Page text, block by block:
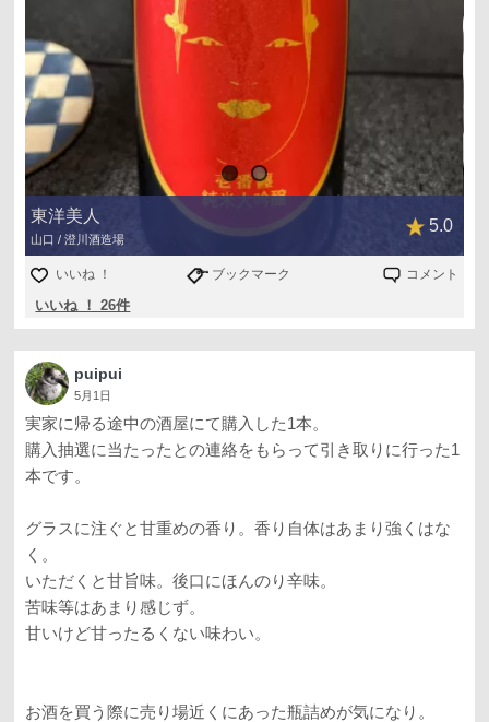
東洋美人
山口 / 澄川酒造場
5.0
いいね ！ ブックマーク コメント
いいね ！ 26件
puipui
5月1日
実家に帰る途中の酒屋にて購入した1本。
購入抽選に当たったとの連絡をもらって引き取りに行った1
本です。
グラスに注ぐと甘重めの香り。香り自体はあまり強くはな
く。
いただくと甘旨味。後口にほんのり辛味。
苦味等はあまり感じず。
甘いけど甘ったるくない味わい。
お酒を買う際に売り場近くにあった瓶詰めが気になり。